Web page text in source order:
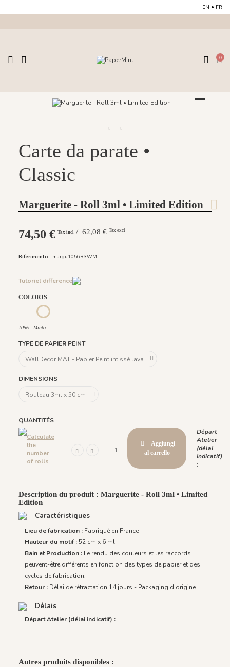
EN • FR
0
Carte da parate •
Classic
Marguerite - Roll 3ml • Limited Edition
74,50 € Tax incl / 62,08 € Tax excl
Riferimento : margu1056R3WM
Tutoriel difference
COLORIS
1055 - Berlingot
1056 - Minto
1056 - Minto
TYPE DE PAPIER PEINT
DIMENSIONS
QUANTITÉS
Calculate
the
number
of rolls
Aggiungi
al carrello
Départ
Atelier
(délai
indicatif)
:
Description du produit : Marguerite - Roll 3ml • Limited
Edition
Caractéristiques
Lieu de fabrication : Fabriqué en France
Hauteur du motif :52 cm x 6 ml
Bain et Production : Le rendu des couleurs et les raccords
peuvent-être différents en fonction des types de papier et des
cycles de fabrication.
Retour : Délai de rétractation 14 jours - Packaging d'origine
Délais
Départ Atelier (délai indicatif) :
Autres produits disponibles :